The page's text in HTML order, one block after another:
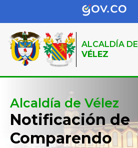
ALCALDÍA DE
VÉLEZ
Alcaldía de Vélez
Notificación de
Comparendo